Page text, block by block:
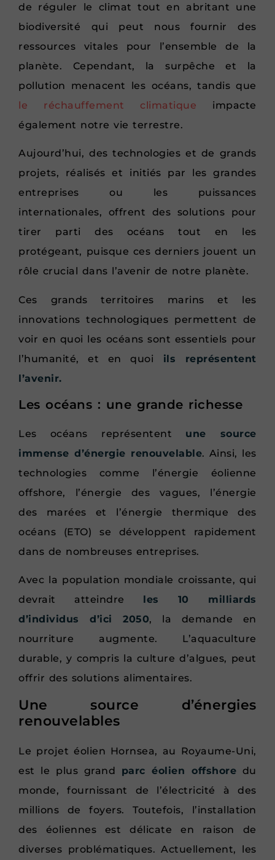
de réguler le climat tout en abritant une
biodiversité qui peut nous fournir des
ressources vitales pour l’ensemble de la
planète. Cependant, la surpêche et la
pollution menacent les océans, tandis que
le réchauffement climatique impacte
également notre vie terrestre.
Aujourd’hui, des technologies et de grands
projets, réalisés et initiés par les grandes
entreprises ou les puissances
internationales, offrent des solutions pour
tirer parti des océans tout en les
protégeant, puisque ces derniers jouent un
rôle crucial dans l’avenir de notre planète.
Ces grands territoires marins et les
innovations technologiques permettent de
voir en quoi les océans sont essentiels pour
l’humanité, et en quoi ils représentent
l’avenir.
Les océans : une grande richesse
Les océans représentent une source
immense d’énergie renouvelable. Ainsi, les
technologies comme l’énergie éolienne
offshore, l’énergie des vagues, l’énergie
des marées et l’énergie thermique des
océans (ETO) se développent rapidement
dans de nombreuses entreprises.
Avec la population mondiale croissante, qui
devrait atteindre
les 10 milliards
d’individus d’ici 2050, la demande en
nourriture augmente. L’aquaculture
durable, y compris la culture d’algues, peut
offrir des solutions alimentaires.
Une source d’énergies
renouvelables
Le projet éolien Hornsea, au Royaume-Uni,
est le plus grand parc éolien offshore du
monde, fournissant de l’électricité à des
millions de foyers. Toutefois, l’installation
des éoliennes est délicate en raison de
diverses problématiques. Actuellement, les